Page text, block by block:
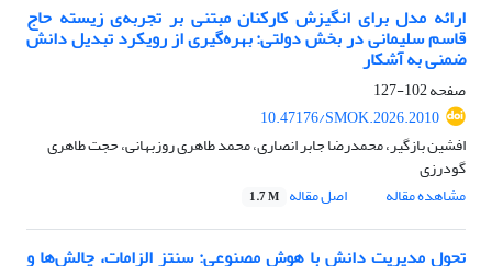
ارائه‌ مدل برای انگیزش کارکنان مبتنی بر تجربه‌ی زیسته حاج
قاسم سلیمانی در بخش دولتی: بهره‌گیری از رویکرد تبدیل دانش
ضمنی به آشکار
صفحه102-127
10.47176/SMOK.2026.2010
افشین بازگیر، محمدرضا جابر انصاری، محمد طاهری روزبهانی، حجت طاهری
گودرزی
مشاهده مقاله
اصل مقاله 1.7 M
تحول مدیریت دانش با هوش مصنوعی: سنتز الزامات، چالش‌ها و